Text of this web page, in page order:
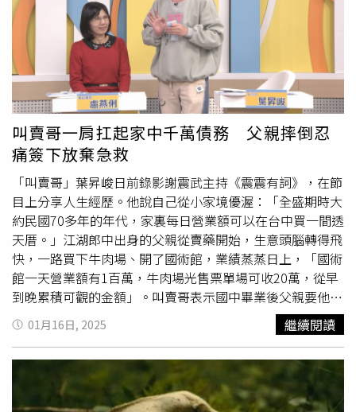
況，因短路才會傳出爆炸聲響，所幸火勢約在晚間9時許控
制火勢且無延燒，搜索現場也無人員傷亡，初步評估火場面
積約300坪，詳細起火原因將由火調科調查。國興里長俞慧
君表示，火警現場早期是間木材行，後來因木材業落寞停業
近20年，據了解，目前工廠部分空間租給他人使用，現場放
有木製聚寶盆外，還有一些漂流木及過去留下來且值錢的大
型檜木。花蓮市建國路二段1間廢棄木材工廠晚間起火。
（圖／中國時報記者羅亦晽攝）吳姓屋主說，火警現場早年
是鋸台灣檜木的工廠，停業後出租給人做倉庫、木藝工作
坊、麵包坊等等，晚間接到通知後趕到現場時已呈現是一片
火海，由於廠房都是檜木製成的，裡頭也放有檜木，相當可
惜。
叫賣哥一肩扛起家中千萬債務 父親摔倒忍
痛簽下放棄急救
「叫賣哥」葉昇峻日前錄影謝震武主持《震震有詞》，在節
目上分享人生經歷。他說自己從小家境優渥：「全盛期時大
約民國70多年的年代，家裏每日營業額可以在台中買一間透
天厝。」江湖郎中出身的父親從賣藥開始，生意頭腦轉得飛
快，一路買下牛肉場、開了國術館，業績蒸蒸日上，「國術
館一天營業額有1百萬，牛肉場光售票單場可收20萬，從早
到晚累積可觀的金額」。叫賣哥表示國中畢業後父親要他學
修車習得一技之長，但他看KTV少爺賺得輕鬆，便告知父親
想改行當少爺，「我爸聽完就叫我滾出去，我離開家裡後開
始交朋友、沾染惡習，到30歲左右至少進出監獄6次」。進
出監獄多次的叫賣哥說：「最後一次是冤獄，爸爸為了保我
把他最愛的賓士車賣掉。」而他這輩子只看過父親哭3次，2
01月16日, 2025 繼續閱讀